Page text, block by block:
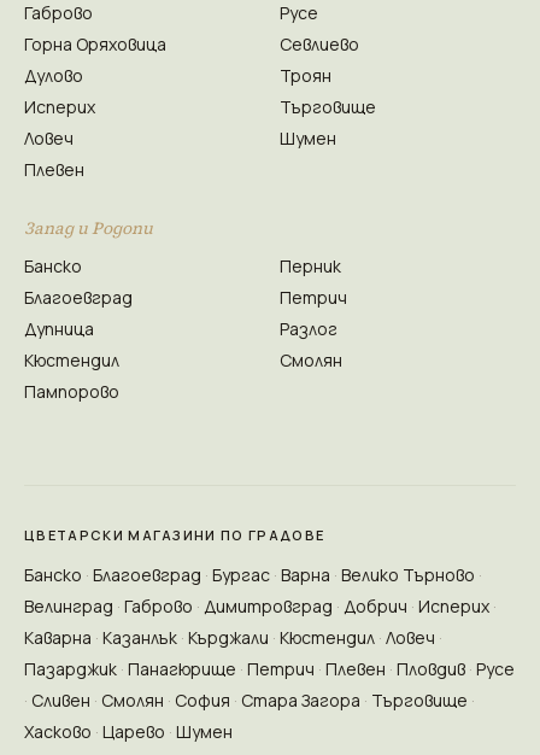
Габрово
Горна Оряховица
Дулово
Исперих
Ловеч
Плевен
Русе
Севлиево
Троян
Търговище
Шумен
Запад и Родопи
Банско
Благоевград
Дупница
Кюстендил
Пампорово
Перник
Петрич
Разлог
Смолян
ЦВЕТАРСКИ МАГАЗИНИ ПО ГРАДОВЕ
Банско Благоевград Бургас Варна Велико Търново
Велинград Габрово Димитровград Добрич Исперих
Каварна Казанлък Кърджали Кюстендил Ловеч
Пазарджик Панагюрище Петрич Плевен Пловдив Русе
Сливен Смолян София Стара Загора Търговище
Хасково Царево Шумен